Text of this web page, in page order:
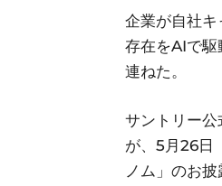
企業が自社
存在をAIで駆
連ねた。
サントリー
が、5月26日
ノム」のお